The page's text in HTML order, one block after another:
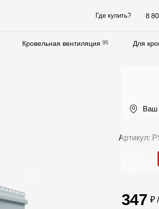
8
Где купить?
Кровельная вентиляция 95 Для
Качество фасадов
Отправка рекламации
Артикул:
347 ₽
Ваш